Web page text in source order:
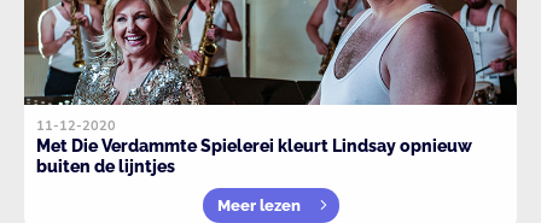
11-12-2020
Met Die Verdammte Spielerei kleurt Lindsay opnieuw
buiten de lijntjes
Meer lezen